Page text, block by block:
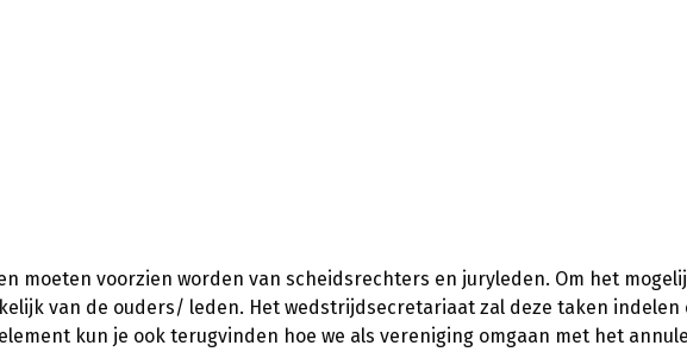
moeten voorzien worden van scheidsrechters en juryleden. Om het
van de ouders/ leden. Het wedstrijdsecretariaat zal deze taken
kun je ook terugvinden hoe we als vereniging omgaan met het